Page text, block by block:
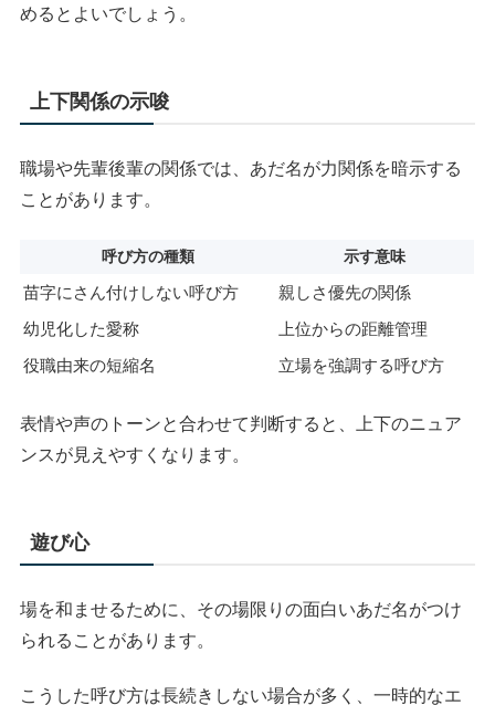
めるとよいでしょう。
上下関係の示唆
職場や先輩後輩の関係では、あだ名が力関係を暗示する
ことがあります。
呼び方の種類 示す意味
苗字にさん付けしない呼び方
親しさ優先の関係
幼児化した愛称
上位からの距離管理
役職由来の短縮名
立場を強調する呼び方
表情や声のトーンと合わせて判断すると、上下のニュア
ンスが見えやすくなります。
遊び心
場を和ませるために、その場限りの面白いあだ名がつけ
られることがあります。
こうした呼び方は長続きしない場合が多く、一時的なエ